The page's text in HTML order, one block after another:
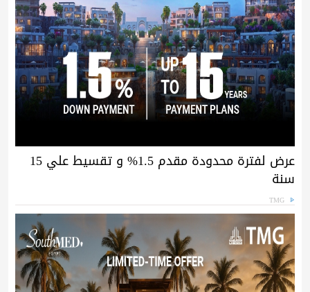
عرض لفترة محدودة مقدم 1.5% و تقسيط علي 15
سنة
TMG